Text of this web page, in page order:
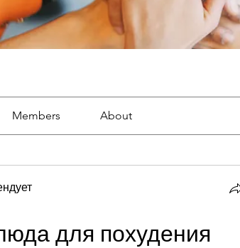
Members About
для похудения